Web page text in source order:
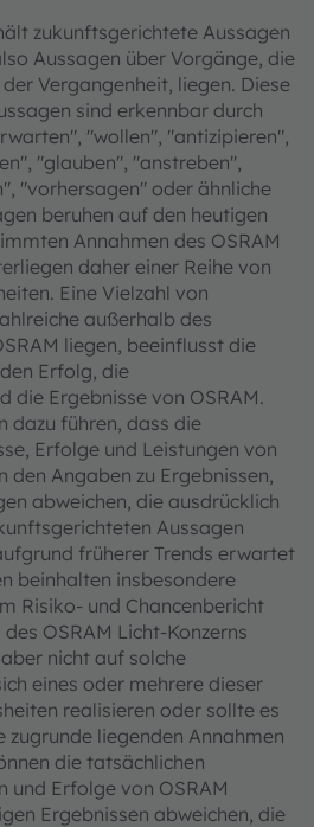
zukunftsgerichtete Aussagen
Aussagen über Vorgänge, die
Vergangenheit, liegen. Diese
sind erkennbar durch
"wollen", "antizipieren",
"glauben", "anstreben",
"vorhersagen" oder ähnliche
beruhen auf den heutigen
Annahmen des OSRAM
daher einer Reihe von
Eine Vielzahl von
außerhalb des
liegen, beeinflusst die
Erfolg, die
die Ergebnisse von OSRAM.
dazu führen, dass die
Erfolge und Leistungen von
den Angaben zu Ergebnissen,
abweichen, die ausdrücklich
Aussagen
früherer Trends erwartet
beinhalten insbesondere
Risiko- und Chancenbericht
OSRAM Licht-Konzerns
nicht auf solche
eines oder mehrere dieser
realisieren oder sollte es
zugrunde liegenden Annahmen
die tatsächlichen
und Erfolge von OSRAM
Ergebnissen abweichen, die